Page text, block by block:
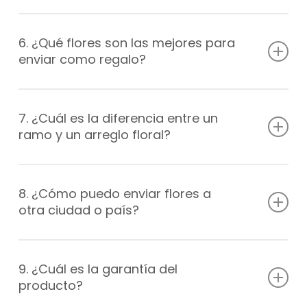
nuestra promesa de entrega es de máximo 5horas
para la comodidad de los clientes. Pregunta sobre las
opciones y los costos de entrega a domicilio.
6. ¿Qué flores son las mejores para
enviar como regalo?
las rosas, girasoles, lirios, margaritas y tulipanes. Sin
embargo, el tipo de flor depende del gusto personal y
del mensaje que se quiere transmitir.
7. ¿Cuál es la diferencia entre un
ramo y un arreglo floral?
mientras que un arreglo floral es una disposición de
flores con un diseño específico. Los arreglos florales a
menudo incluyen follaje y otros elementos decorativos.
8. ¿Cómo puedo enviar flores a
otra ciudad o país?
internacional y llegamos a más de 100 ciudades
alrededor del mundo. Pregunta sobre las opciones y los
costos a nivel internacional.
9. ¿Cuál es la garantía del
producto?